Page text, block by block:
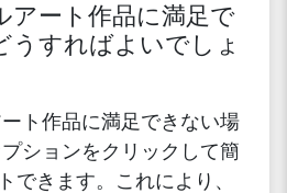
アート作品に満足で
うすればよいでしょ
ト作品に満足できない場
ションをクリックして簡
できます。これにより、